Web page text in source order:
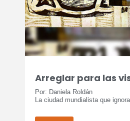
Arreglar para las
Por: Daniela Roldán
La ciudad mundialista que